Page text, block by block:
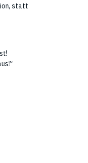
statt